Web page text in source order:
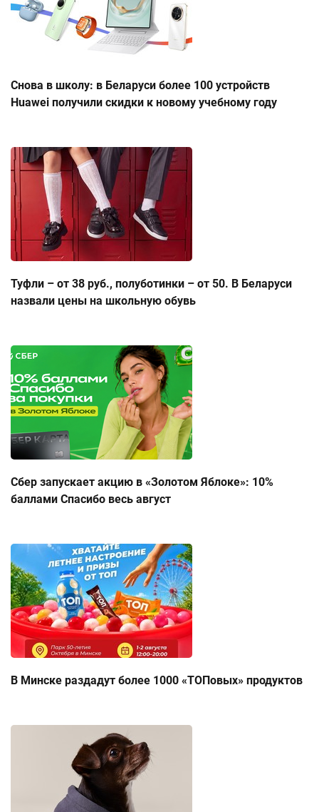
Снова в школу: в Беларуси более 100 устройств
Huawei получили скидки к новому учебному году
Туфли – от 38 руб., полуботинки – от 50. В Беларуси
назвали цены на школьную обувь
Сбер запускает акцию в «Золотом Яблоке»: 10%
баллами Спасибо весь август
В Минске раздадут более 1000 «ТОПовых» продуктов